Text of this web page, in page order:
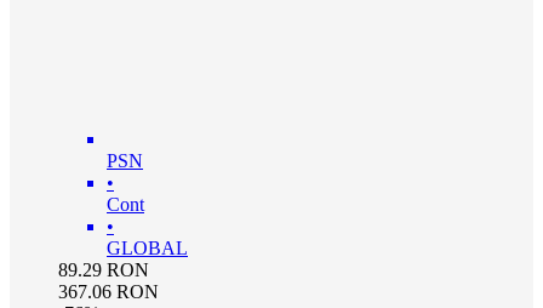
PSN
•
Cont
•
GLOBAL
89.29 RON
367.06 RON